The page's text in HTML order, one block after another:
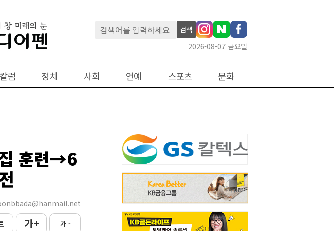
검색
2026-08-07 금요일
칼럼 정치 사회 연예 스포츠 문화
훈련→6
가 + 가 -